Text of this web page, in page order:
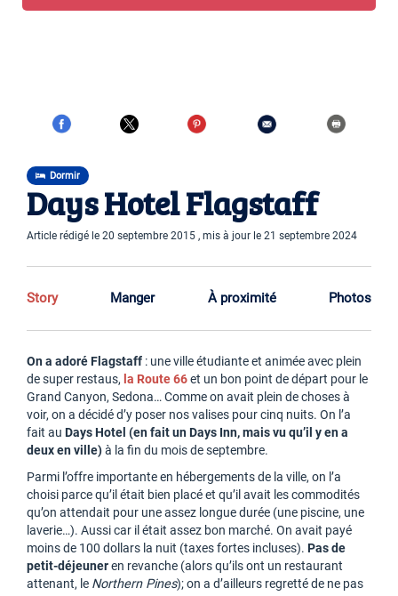
Dormir
Days Hotel Flagstaff
Article rédigé le 20 septembre 2015 , mis à jour le 21 septembre 2024
Story Manger À proximité Photos
On a adoré Flagstaff : une ville étudiante et animée avec plein
de super restaus, la Route 66et un bon point de départ pour le
Grand Canyon, Sedona… Comme on avait plein de choses à
voir, on a décidé d’y poser nos valises pour cinq nuits. On l’a
fait au Days Hotel (en fait un Days Inn, mais vu qu’il y en a
deux en ville)à la fin du mois de septembre.
Parmi l’offre importante en hébergements de la ville, on l’a
choisi parce qu’il était bien placé et qu’il avait les commodités
qu’on attendait pour une assez longue durée (une piscine, une
laverie…). Aussi car il était assez bon marché. On avait payé
moins de 100 dollars la nuit (taxes fortes incluses). Pas de
petit-déjeuneren revanche (alors qu’ils ont un restaurant
attenant, le Northern Pines); on a d’ailleurs regretté de ne pas